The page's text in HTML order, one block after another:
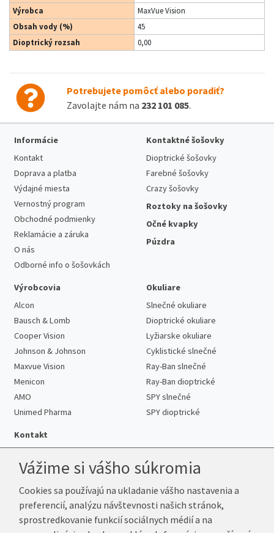
Výrobca
MaxVue Vision
Obsah vody (%)
45
Dioptrický rozsah
0,00
Potrebujete pomôcť alebo poradiť?
Zavolajte nám na 232 101 085.
Informácie
Kontakt
Doprava a platba
Výdajné miesta
Vernostný program
Obchodné podmienky
Reklamácie a záruka
O nás
Odborné info o šošovkách
Kontaktné šošovky
Dioptrické šošovky
Farebné šošovky
Crazy šošovky
Roztoky na šošovky
Očné kvapky
Púzdra
Výrobcovia
Alcon
Bausch & Lomb
Cooper Vision
Johnson & Johnson
Maxvue Vision
Menicon
AMO
Unimed Pharma
Okuliare
Slnečné okuliare
Dioptrické okuliare
Lyžiarske okuliare
Cyklistické slnečné
Ray-Ban slnečné
Ray-Ban dioptrické
SPY slnečné
SPY dioptrické
Kontakt
Telefón:+421 222 205 863
E-mail:info@k-sosovky.sk
Reklamačná adresa
Vážime si vášho súkromia
Cookies sa používajú na ukladanie vášho nastavenia a
preferencií, analýzu návštevnosti našich stránok,
sprostredkovanie funkcií sociálnych médií a na